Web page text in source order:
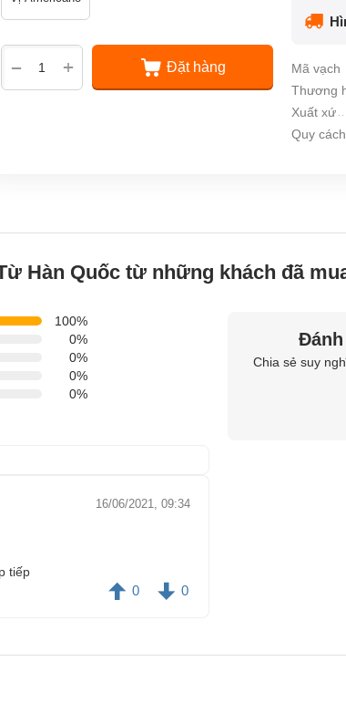
+
− Đặt hàng Mã vạch
Thương
Xuất xứ
Quy
Hàn Quốc từ những khách đã
100%
0%
0%
0%
0%
16/06/2021, 09:34
tiếp
0 0
Chia sẻ suy